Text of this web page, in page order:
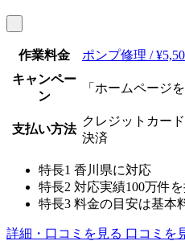
作業料金
ポンプ修理 /
キャンペー
ン
「ホームページ
支払い方法
クレジットカー
決済
特長1 香川県に対応
特長2 対応実績100万件
特長3 料金の目安は基本
詳細・口コミを見る 口コミを